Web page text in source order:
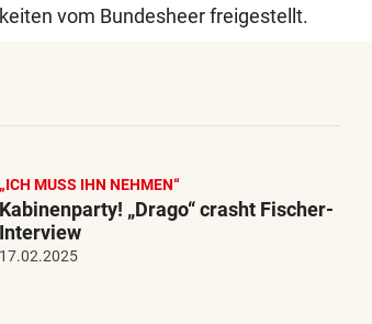
vom Bundesheer freigestellt.
„ICH MUSS IHN NEHMEN“
Kabinenparty! „Drago“ crasht Fischer-
Interview
17.02.2025